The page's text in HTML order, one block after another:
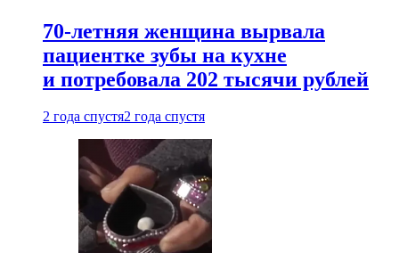
70-летняя женщина вырвала
пациентке зубы на кухне
и потребовала 202 тысячи рублей
2 года спустя2 года спустя